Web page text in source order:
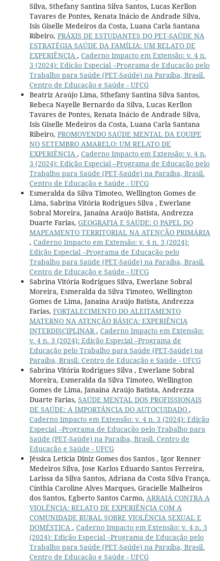
Silva, Sthefany Santina Silva Santos, Lucas Kerllon
Tavares de Pontes, Renata Inácio de Andrade Silva,
Isis Giselle Medeiros da Costa, Luana Carla Santana
Ribeiro, PRÁXIS DE ESTUDANTES DO PET-SAÚDE NA
ESTRATÉGIA SAÚDE DA FAMÍLIA: UM RELATO DE
EXPERIÊNCIA , Caderno Impacto em Extensão: v. 4 n.
3 (2024): Edição Especial –Programa de Educação pelo
Trabalho para Saúde (PET-Saúde) na Paraíba, Brasil.
Centro de Educação e Saúde - UFCG
Beatriz Araújo Lima, Sthefany Santina Silva Santos,
Rebeca Nayelle Bernardo da Silva, Lucas Kerllon
Tavares de Pontes, Renata Inácio de Andrade Silva,
Isis Giselle Medeiros da Costa, Luana Carla Santana
Ribeiro, PROMOVENDO SAÚDE MENTAL DA EQUIPE
NO SETEMBRO AMARELO: UM RELATO DE
EXPERIÊNCIA , Caderno Impacto em Extensão: v. 4 n.
3 (2024): Edição Especial –Programa de Educação pelo
Trabalho para Saúde (PET-Saúde) na Paraíba, Brasil.
Centro de Educação e Saúde - UFCG
Esmeralda da Silva Timoteo, Wellington Gomes de
Lima, Sabrina Vitória Rodrigues Silva , Ewerlane
Sobral Moreira, Janaína Araújo Batista, Andrezza
Duarte Farias, GEOGRAFIA E SAÚDE: O PAPEL DO
MAPEAMENTO TERRITORIAL NA ATENÇÃO PRIMÁRIA
, Caderno Impacto em Extensão: v. 4 n. 3 (2024):
Edição Especial –Programa de Educação pelo
Trabalho para Saúde (PET-Saúde) na Paraíba, Brasil.
Centro de Educação e Saúde - UFCG
Sabrina Vitória Rodrigues Silva, Ewerlane Sobral
Moreira, Esmeralda da Silva Timoteo, Wellington
Gomes de Lima, Janaína Araújo Batista, Andrezza
Farias, FORTALECIMENTO DO ALEITAMENTO
MATERNO NA ATENÇÃO BÁSICA: EXPERIÊNCIA
INTERDISCIPLINAR , Caderno Impacto em Extensão:
v. 4 n. 3 (2024): Edição Especial –Programa de
Educação pelo Trabalho para Saúde (PET-Saúde) na
Paraíba, Brasil. Centro de Educação e Saúde - UFCG
Sabrina Vitória Rodrigues Silva , Ewerlane Sobral
Moreira, Esmeralda da Silva Timoteo, Wellington
Gomes de Lima, Janaína Araújo Batista, Andrezza
Duarte Farias, SAÚDE MENTAL DOS PROFISSIONAIS
DE SAÚDE: A IMPORTÂNCIA DO AUTOCUIDADO ,
Caderno Impacto em Extensão: v. 4 n. 3 (2024): Edição
Especial –Programa de Educação pelo Trabalho para
Saúde (PET-Saúde) na Paraíba, Brasil. Centro de
Educação e Saúde - UFCG
Jéssica Letícia Diniz Gomes dos Santos , Igor Renner
Medeiros Silva, Jose Karlos Eduardo Santos Ferreira,
Larissa da Silva Santos, Adriana da Costa Silva França,
Cínthia Caroline Alves Marques, Gracielle Malheiros
dos Santos, Egberto Santos Carmo, ARRAIÁ CONTRA A
VIOLÊNCIA: RELATO DE EXPERIÊNCIA COM A
COMUNIDADE RURAL SOBRE VIOLÊNCIA SEXUAL E
DOMÉSTICA , Caderno Impacto em Extensão: v. 4 n. 3
(2024): Edição Especial –Programa de Educação pelo
Trabalho para Saúde (PET-Saúde) na Paraíba, Brasil.
Centro de Educação e Saúde - UFCG